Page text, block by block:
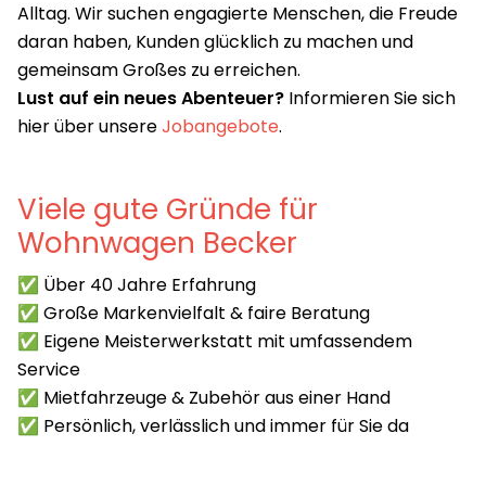
Alltag. Wir suchen engagierte Menschen, die Freude
daran haben, Kunden glücklich zu machen und
gemeinsam Großes zu erreichen.
Lust auf ein neues Abenteuer? Informieren Sie sich
hier über unsereJobangebote.
Viele gute Gründe für
Wohnwagen Becker
✅ Über 40 Jahre Erfahrung
✅ Große Markenvielfalt & faire Beratung
✅ Eigene Meisterwerkstatt mit umfassendem
Service
✅ Mietfahrzeuge & Zubehör aus einer Hand
✅ Persönlich, verlässlich und immer für Sie da